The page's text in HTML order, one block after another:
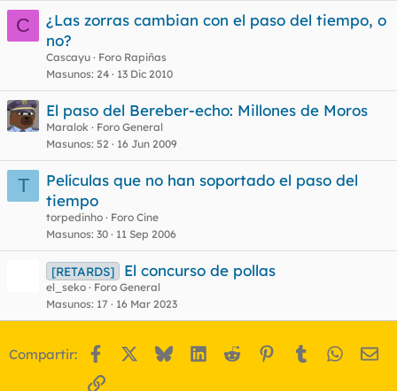
C
¿Las zorras cambian con el paso del tiempo, o
no?
Cascayu
Foro Rapiñas
Masunos 24 13 Dic 2010
El paso del Bereber-echo: Millones de Moros
Maralok
Foro General
Masunos 52 16 Jun 2009
T
Películas que no han soportado el paso del
tiempo
torpedinho
Foro Cine
Masunos 30 11 Sep 2006
[RETARDS] El concurso de pollas
el_seko
Foro General
Masunos 17 16 Mar 2023
Compartir: Facebook BlueskyLinkedIn
Reddit Pinterest
Tumblr
Enlace